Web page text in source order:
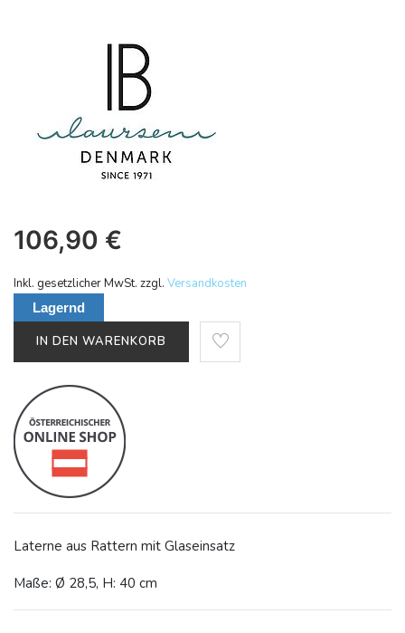
106,90 €
Inkl. gesetzlicher MwSt. zzgl. Versandkosten
Lagernd
IN DEN WARENKORB
Laterne aus Rattern mit Glaseinsatz
Maße: Ø 28,5, H: 40 cm